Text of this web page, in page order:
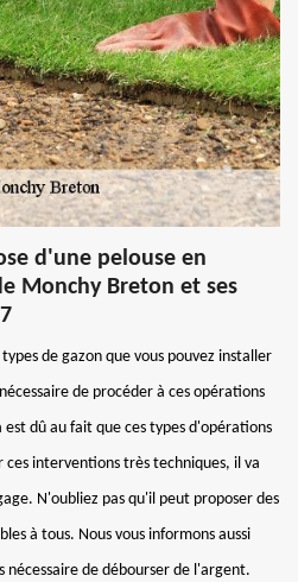
d'une pelouse en
Monchy Breton et ses
de gazon que vous pouvez installer
de procéder à ces opérations
dû au fait que ces types d'opérations
interventions très techniques, il va
N'oubliez pas qu'il peut proposer des
à tous. Nous vous informons aussi
nécessaire de débourser de l'argent.